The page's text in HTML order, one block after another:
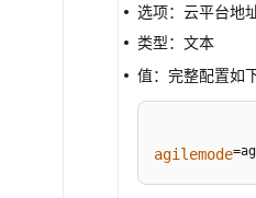
Internet
选项：云平台地
类型：文本
值：完整配置如
agilemode